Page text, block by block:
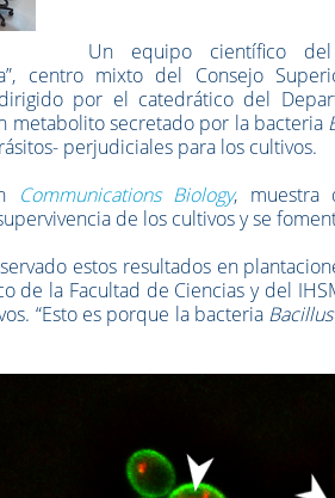
Un equipo científico
centro mixto del Consejo
por el catedrático del
metabolito secretado por la bacteria
perjudiciales para los cultivos.
Communications Biology, muestra
de los cultivos y se
estos resultados en
de la Facultad de Ciencias y del
“Esto es porque la bacteria